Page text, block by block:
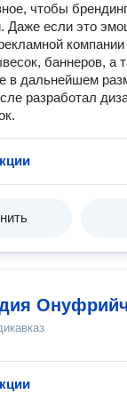
чтобы
Даже если это
компании
баннеров, а
в дальнейшем
разработал